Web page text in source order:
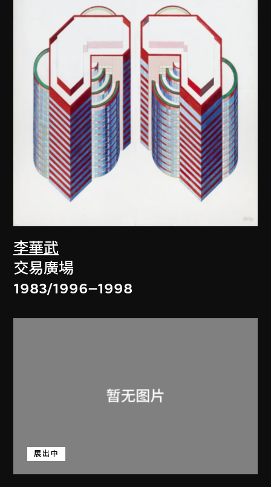
李華武
交易廣場
1983/1996–1998
展出中